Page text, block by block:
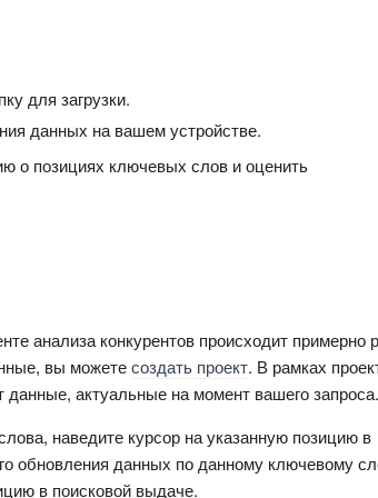
для загрузки.
данных на вашем устройстве.
о позициях ключевых слов и оценить
анализа конкурентов происходит примерно
вы можете создать проект. В рамках
данные, актуальные на момент вашего запроса.
наведите курсор на указанную позицию в
обновления данных по данному ключевому
в поисковой выдаче.